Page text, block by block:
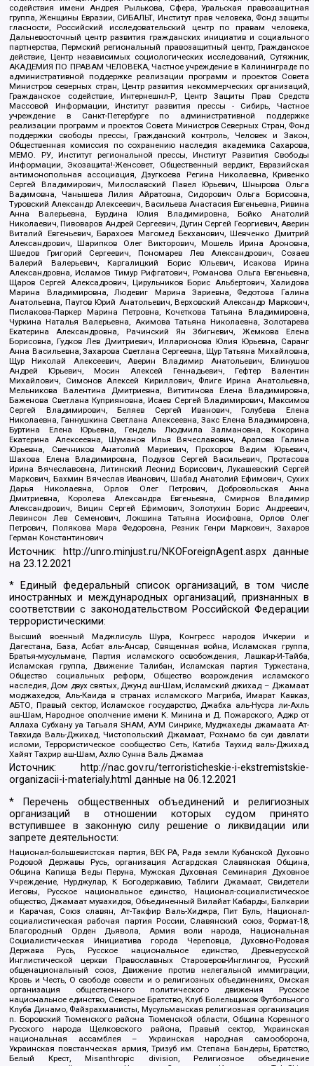
содействия имени Андрея Рылькова, Сфера, Уральская правозащитная
группа, Женщины Евразии, СИБАЛЬТ, Институт прав человека, Фонд защиты
гласности, Российский исследовательский центр по правам человека,
Дальневосточный центр развития гражданских инициатив и социального
партнерства, Пермский региональный правозащитный центр, Гражданское
действие, Центр независимых социологических исследований, Сутяжник,
АКАДЕМИЯ ПО ПРАВАМ ЧЕЛОВЕКА, Частное учреждение в Калининграде по
административной поддержке реализации программ и проектов Совета
Министров северных стран, Центр развития некоммерческих организаций,
Гражданское содействие, Интернешнл-Р, Центр Защиты Прав Средств
Массовой Информации, Институт развития прессы - Сибирь, Частное
учреждение в Санкт-Петербурге по административной поддержке
реализации программ и проектов Совета Министров Северных Стран, Фонд
поддержки свободы прессы, Гражданский контроль, Человек и Закон,
Общественная комиссия по сохранению наследия академика Сахарова,
МЕМО. РУ, Институт региональной прессы, Институт Развития Свободы
Информации, Экозащита!-Женсовет, Общественный вердикт, Евразийская
антимонопольная ассоциация, Дзугкоева Регина Николаевна, Кривенко
Сергей Владимирович, Милославский Павел Юрьевич, Шнырова Ольга
Вадимовна, Чанышева Лилия Айратовна, Сидорович Ольга Борисовна,
Туровский Александр Алексеевич, Васильева Анастасия Евгеньевна, Ривина
Анна Валерьевна, Бурдина Юлия Владимировна, Бойко Анатолий
Николаевич, Пивоваров Андрей Сергеевич, Дугин Сергей Георгиевич, Аверин
Виталий Евгеньевич, Барахоев Магомед Бекханович, Шевченко Дмитрий
Александрович, Шарипков Олег Викторович, Мошель Ирина Ароновна,
Шведов Григорий Сергеевич, Пономарев Лев Александрович, Созаев
Валерий Валерьевич, Каргалицкий Борис Юльевич, Исакова Ирина
Александровна, Исламов Тимур Рифгатович, Романова Ольга Евгеньевна,
Щаров Сергей Алексадрович, Цирульников Борис Альбертович, Халидова
Марина Владимировна, Людевиг Марина Зариевна, Федотова Галина
Анатольевна, Паутов Юрий Анатольевич, Верховский Александр Маркович,
Пислакова-Паркер Марина Петровна, Кочеткова Татьяна Владимировна,
Чуркина Наталья Валерьевна, Акимова Татьяна Николаевна, Золотарева
Екатерина Александровна, Рачинский Ян Збигневич, Жемкова Елена
Борисовна, Гудков Лев Дмитриевич, Илларионова Юлия Юрьевна, Саранг
Анна Васильевна, Захарова Светлана Сергеевна, Щур Татьяна Михайловна,
Щур Николай Алексеевич, Аверин Владимир Анатольевич, Блинушов
Андрей Юрьевич, Мосин Алексей Геннадьевич, Гефтер Валентин
Михайлович, Симонов Алексей Кириллович, Флиге Ирина Анатольевна,
Мельникова Валентина Дмитриевна, Вититинова Елена Владимировна,
Баженова Светлана Куприяновна, Исаев Сергей Владимирович, Максимов
Сергей Владимирович, Беляев Сергей Иванович, Голубева Елена
Николаевна, Ганнушкина Светлана Алексеевна, Закс Елена Владимировна,
Буртина Елена Юрьевна, Гендель Людмила Залмановна, Кокорина
Екатерина Алексеевна, Шуманов Илья Вячеславович, Арапова Галина
Юрьевна, Свечников Анатолий Мариевич, Прохоров Вадим Юрьевич,
Шахова Елена Владимировна, Подузов Сергей Васильевич, Протасова
Ирина Вячеславовна, Литинский Леонид Борисович, Лукашевский Сергей
Маркович, Бахмин Вячеслав Иванович, Шабад Анатолий Ефимович, Сухих
Дарья Николаевна, Орлов Олег Петрович, Добровольская Анна
Дмитриевна, Королева Александра Евгеньевна, Смирнов Владимир
Александрович, Вицин Сергей Ефимович, Золотухин Борис Андреевич,
Левинсон Лев Семенович, Локшина Татьяна Иосифовна, Орлов Олег
Петрович, Полякова Мара Федоровна, Резник Генри Маркович, Захаров
Герман Константинович
Источник: http://unro.minjust.ru/NKOForeignAgent.aspxданные
на23.12.2021
* Единый федеральный список организаций, в том числе
иностранных и международных организаций, признанных в
соответствии с законодательством Российской Федерации
террористическими:
Высший военный Маджлисуль Шура, Конгресс народов Ичкерии и
Дагестана, База, Асбат аль-Ансар, Священная война, Исламская группа,
Братья-мусульмане, Партия исламского освобождения, Лашкар-И-Тайба,
Исламская группа, Движение Талибан, Исламская партия Туркестана,
Общество социальных реформ, Общество возрождения исламского
наследия, Дом двух святых, Джунд аш-Шам, Исламский джихад – Джамаат
моджахедов, Аль-Каида в странах исламского Магриба, Имарат Кавказ,
АБТО, Правый сектор, Исламское государство, Джабха аль-Нусра ли-Ахль
аш-Шам, Народное ополчение имени К. Минина и Д. Пожарского, Аджр от
Аллаха Субхану уа Тагьаля SHAM, АУМ Синрике, Муджахеды джамаата Ат-
Тавхида Валь-Джихад, Чистопольский Джамаат, Рохнамо ба суи давлати
исломи, Террористическое сообщество Сеть, Катиба Таухид валь-Джихад,
Хайят Тахрир аш-Шам, Ахлю Сунна Валь Джамаа
Источник:
http://nac.gov.ru/terroristicheskie-i-ekstremistskie-
organizacii-i-materialy.html данные на06.12.2021
* Перечень общественных объединений и религиозных
организаций в отношении которых судом принято
вступившее в законную силу решение о ликвидации или
запрете деятельности:
Национал-большевистская партия, ВЕК РА, Рада земли Кубанской Духовно
Родовой Державы Русь, организация Асгардская Славянская Община,
Община Капища Веды Перуна, Мужская Духовная Семинария Духовное
Учреждение, Нурджулар, К Богодержавию, Таблиги Джамаат, Свидетели
Иеговы, Русское национальное единство, Национал-социалистическое
общество, Джамаат мувахидов, Объединенный Вилайат Кабарды, Балкарии
и Карачая, Союз славян, Ат-Такфир Валь-Хиджра, Пит Буль, Национал-
социалистическая рабочая партия России, Славянский союз, Формат-18,
Благородный Орден Дьявола, Армия воли народа, Национальная
Социалистическая Инициатива города Череповца, Духовно-Родовая
Держава Русь, Русское национальное единство, Древнерусской
Инглистической церкви Православных Староверов-Инглингов, Русский
общенациональный союз, Движение против нелегальной иммиграции,
Кровь и Честь, О свободе совести и о религиозных объединениях, Омская
организация общественного политического движения Русское
национальное единство, Северное Братство, Клуб Болельщиков Футбольного
Клуба Динамо, Файзрахманисты, Мусульманская религиозная организация
п. Боровский Тюменского района Тюменской области, Община Коренного
Русского народа Щелковского района, Правый сектор, Украинская
национальная ассамблея – Украинская народная самооборона,
Украинская повстанческая армия, Тризуб им. Степана Бандеры, Братство,
Белый Крест, Misanthropic division, Религиозное объединение